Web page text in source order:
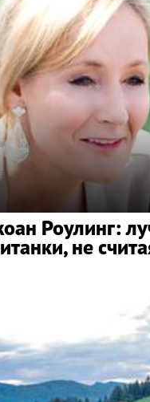
Роулинг:
не